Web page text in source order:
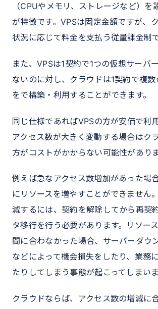
（CPUやメモリ、ストレージなど）を
が特徴です。VPSは固定金額ですが、
状況に応じて料金を支払う従量課金制で
また、VPSは1契約で1つの仮想サーバ
ないのに対し、クラウドは1契約で複
をで構築・利用することができます。
同じ仕様であればVPSの方が安価で利
アクセス数が大きく変動する場合はク
方がコストがかからない可能性がありま
例えば急なアクセス数増加があった場
にリソースを増やすことができません
減するには、契約を解除してから再契
タ移行を行う必要があります。リソー
間に合わなかった場合、サーバーダウ
などによって機会損失をしたり、業務
たりしてしまう事態が起こってしまいま
クラウドならば、アクセス数の増減に